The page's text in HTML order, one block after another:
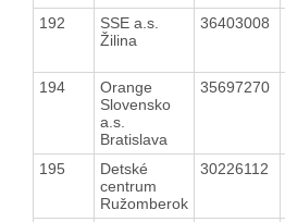
192
SSE a.s.
Žilina
36403008
194
Orange
Slovensko
a.s.
Bratislava
35697270
195
Detské
centrum
Ružomberok
30226112